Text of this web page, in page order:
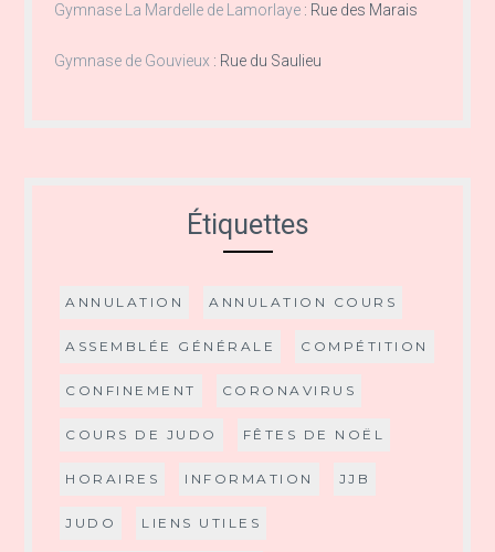
Gymnase La Mardelle de Lamorlaye : Rue des Marais
Gymnase de Gouvieux : Rue du Saulieu
Étiquettes
ANNULATION ANNULATION COURS
ASSEMBLÉE GÉNÉRALE COMPÉTITION
CONFINEMENT CORONAVIRUS
COURS DE JUDO FÊTES DE NOËL
HORAIRES INFORMATION JJB
JUDO LIENS UTILES